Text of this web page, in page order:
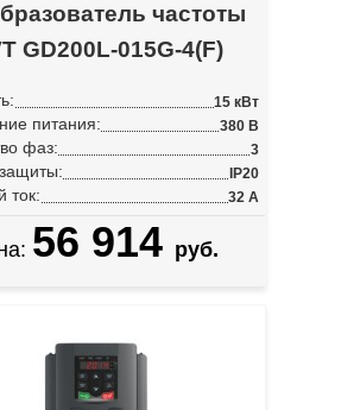
частоты
GD200L-015G-4(F)
15 кВт
питания: 380 В
фаз: 3
IP20
ток: 32 А
56 914 руб.